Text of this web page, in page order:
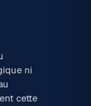
ni
cette